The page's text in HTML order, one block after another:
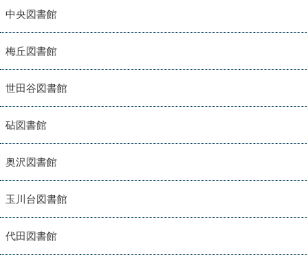
中央図書館
梅丘図書館
世田谷図書館
砧図書館
奥沢図書館
玉川台図書館
代田図書館